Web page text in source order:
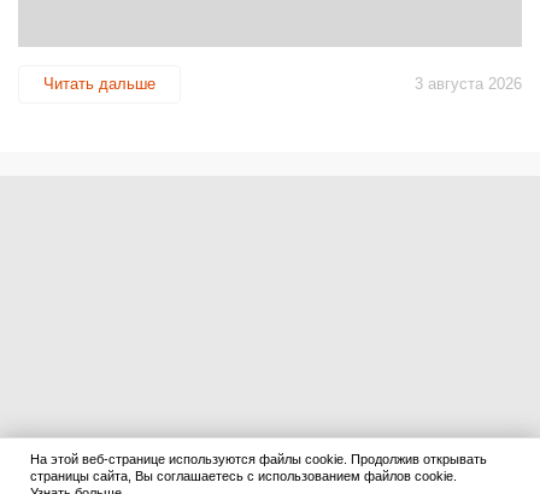
Читать дальше 3 августа 2026
На этой веб-странице используются файлы cookie. Продолжив открывать
страницы сайта, Вы соглашаетесь с использованием файлов cookie.